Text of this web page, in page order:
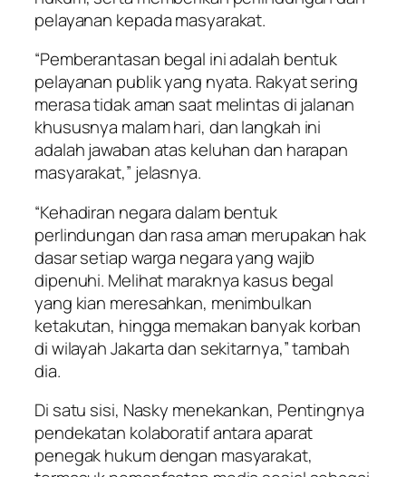
pelayanan kepada masyarakat.
“Pemberantasan begal ini adalah bentuk
pelayanan publik yang nyata. Rakyat sering
merasa tidak aman saat melintas di jalanan
khususnya malam hari, dan langkah ini
adalah jawaban atas keluhan dan harapan
masyarakat,” jelasnya.
“Kehadiran negara dalam bentuk
perlindungan dan rasa aman merupakan hak
dasar setiap warga negara yang wajib
dipenuhi. Melihat maraknya kasus begal
yang kian meresahkan, menimbulkan
ketakutan, hingga memakan banyak korban
di wilayah Jakarta dan sekitarnya,” tambah
dia.
Di satu sisi, Nasky menekankan, Pentingnya
pendekatan kolaboratif antara aparat
penegak hukum dengan masyarakat,